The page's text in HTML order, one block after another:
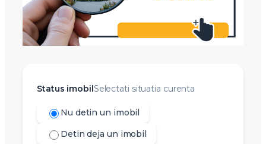
Status imobil Selectati situatia curenta
Nu detin un imobil
Detin deja un imobil